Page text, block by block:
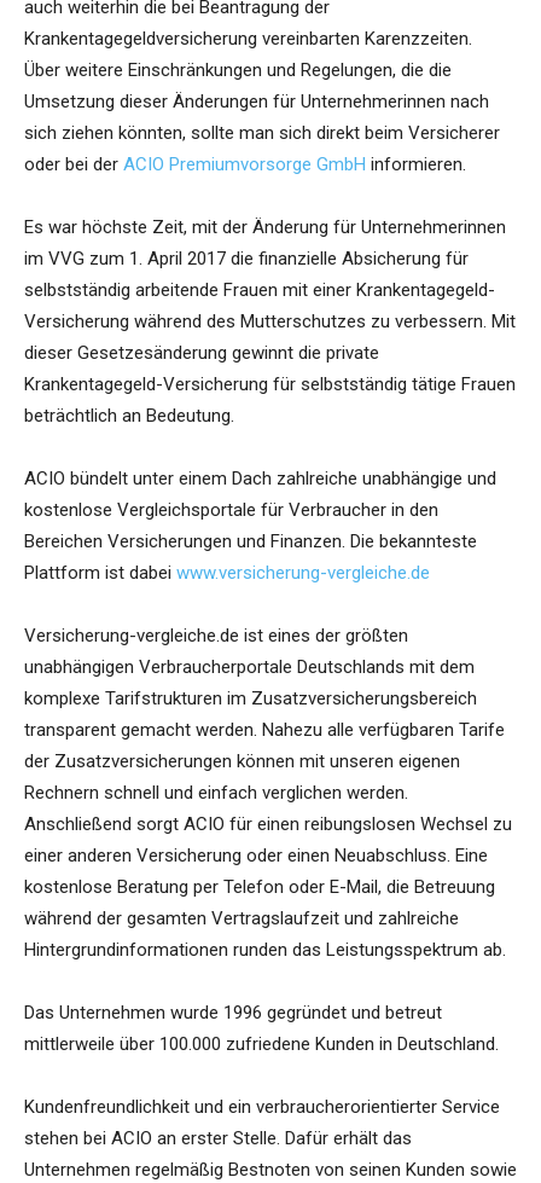
auch weiterhin die bei Beantragung der
Krankentagegeldversicherung vereinbarten Karenzzeiten.
Über weitere Einschränkungen und Regelungen, die die
Umsetzung dieser Änderungen für Unternehmerinnen nach
sich ziehen könnten, sollte man sich direkt beim Versicherer
oder bei der ACIO Premiumvorsorge GmbH informieren.
Es war höchste Zeit, mit der Änderung für Unternehmerinnen
im VVG zum 1. April 2017 die finanzielle Absicherung für
selbstständig arbeitende Frauen mit einer Krankentagegeld-
Versicherung während des Mutterschutzes zu verbessern. Mit
dieser Gesetzesänderung gewinnt die private
Krankentagegeld-Versicherung für selbstständig tätige Frauen
beträchtlich an Bedeutung.
ACIO bündelt unter einem Dach zahlreiche unabhängige und
kostenlose Vergleichsportale für Verbraucher in den
Bereichen Versicherungen und Finanzen. Die bekannteste
Plattform ist dabei www.versicherung-vergleiche.de
Versicherung-vergleiche.de ist eines der größten
unabhängigen Verbraucherportale Deutschlands mit dem
komplexe Tarifstrukturen im Zusatzversicherungsbereich
transparent gemacht werden. Nahezu alle verfügbaren Tarife
der Zusatzversicherungen können mit unseren eigenen
Rechnern schnell und einfach verglichen werden.
Anschließend sorgt ACIO für einen reibungslosen Wechsel zu
einer anderen Versicherung oder einen Neuabschluss. Eine
kostenlose Beratung per Telefon oder E-Mail, die Betreuung
während der gesamten Vertragslaufzeit und zahlreiche
Hintergrundinformationen runden das Leistungsspektrum ab.
Das Unternehmen wurde 1996 gegründet und betreut
mittlerweile über 100.000 zufriedene Kunden in Deutschland.
Kundenfreundlichkeit und ein verbraucherorientierter Service
stehen bei ACIO an erster Stelle. Dafür erhält das
Unternehmen regelmäßig Bestnoten von seinen Kunden sowie